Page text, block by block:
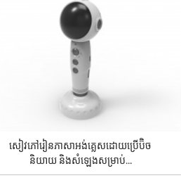
សៀវភៅរៀនភាសាអង់គ្លេសដោយប្រើប៊ិច
និយាយ និងសំឡេងសម្រាប់...